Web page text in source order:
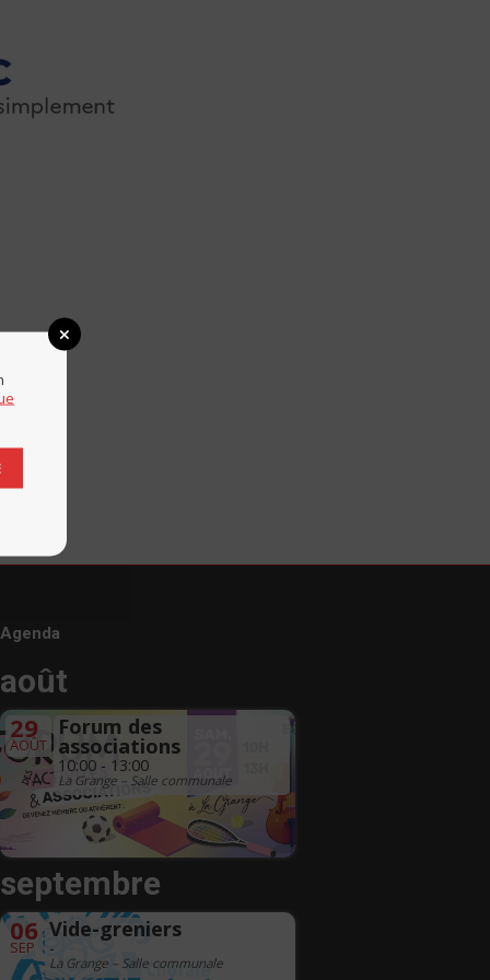
Agenda
août
29
AOÛT
Forum des
associations
10:00 - 13:00
La Grange – Salle communale
septembre
06
SEP
Vide-greniers
-
La Grange – Salle communale